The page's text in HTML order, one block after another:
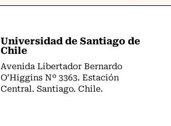
Universidad de Santiago de
Chile
Avenida Libertador Bernardo
O’Higgins Nº 3363. Estación
Central. Santiago. Chile.